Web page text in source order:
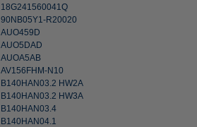
18G241560041Q
90NB05Y1-R20020
AUO459D
AUO5DAD
AUOA5AB
AV156FHM-N10
B140HAN03.2 HW2A
B140HAN03.2 HW3A
B140HAN03.4
B140HAN04.1